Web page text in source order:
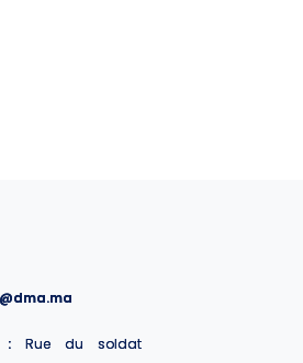
:
Rue du soldat
:
Rue du soldat